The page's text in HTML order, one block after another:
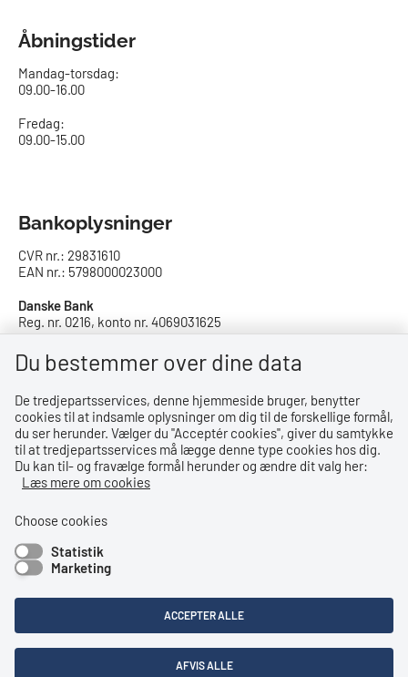
Åbningstider
Mandag-torsdag:
09.00-16.00​
Fredag:
09.00-15.00
Bankoplysninger
CVR nr.: 29831610
EAN nr.: 5798000023000
Danske Bank
Reg. nr. 0216, konto nr. 4069031625
IBAN: DK8402164069031625
SWIFT: DABADKKK
Privatlivspolitik
Privatlivspolitik
Tilgængelighedserklæring
Bemærk!
Dette indhold kræver cookies for at blive vist korrekt.
LÆS MERE OM COOKIES
Du bestemmer over dine data
De tredjepartsservices, denne hjemmeside bruger, benytter
cookies til at indsamle oplysninger om dig til de forskellige formål,
du ser herunder. Vælger du ''Acceptér cookies'', giver du samtykke
til at tredjepartsservices må lægge denne type cookies hos dig.
Du kan til- og fravælge formål herunder og ændre dit valg her:
Læs mere om cookies
Choose cookies
Statistik
Marketing
ACCEPTER ALLE
AFVIS ALLE